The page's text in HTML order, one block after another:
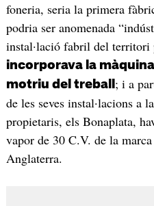
foneria, seria la primera
podria ser anomenada
instal·lació fabril del territori
incorporava la
motriu del treball ; i a
de les seves instal·lacions a
propietaris, els Bonaplata,
vapor de 30 C.V. de la
Anglaterra.